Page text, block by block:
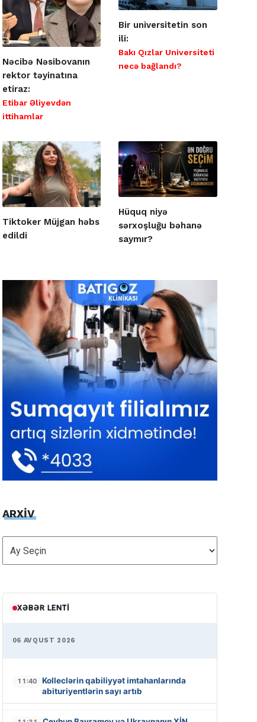
Nəcibə Nəsibovanın
rektor təyinatına
etiraz:
Etibar Əliyevdən
ittihamlar
Bir universitetin son
ili:
Bakı Qızlar Universiteti
necə bağlandı?
Tiktoker Müjgan həbs
edildi
Hüquq niyə
sərxoşluğu bəhanə
saymır?
ARXİV
ARXİV
XƏBƏR LENTI
06 AVQUST 2026
11:40
Kolleclərin qabiliyyət imtahanlarında
abituriyentlərin sayı artıb